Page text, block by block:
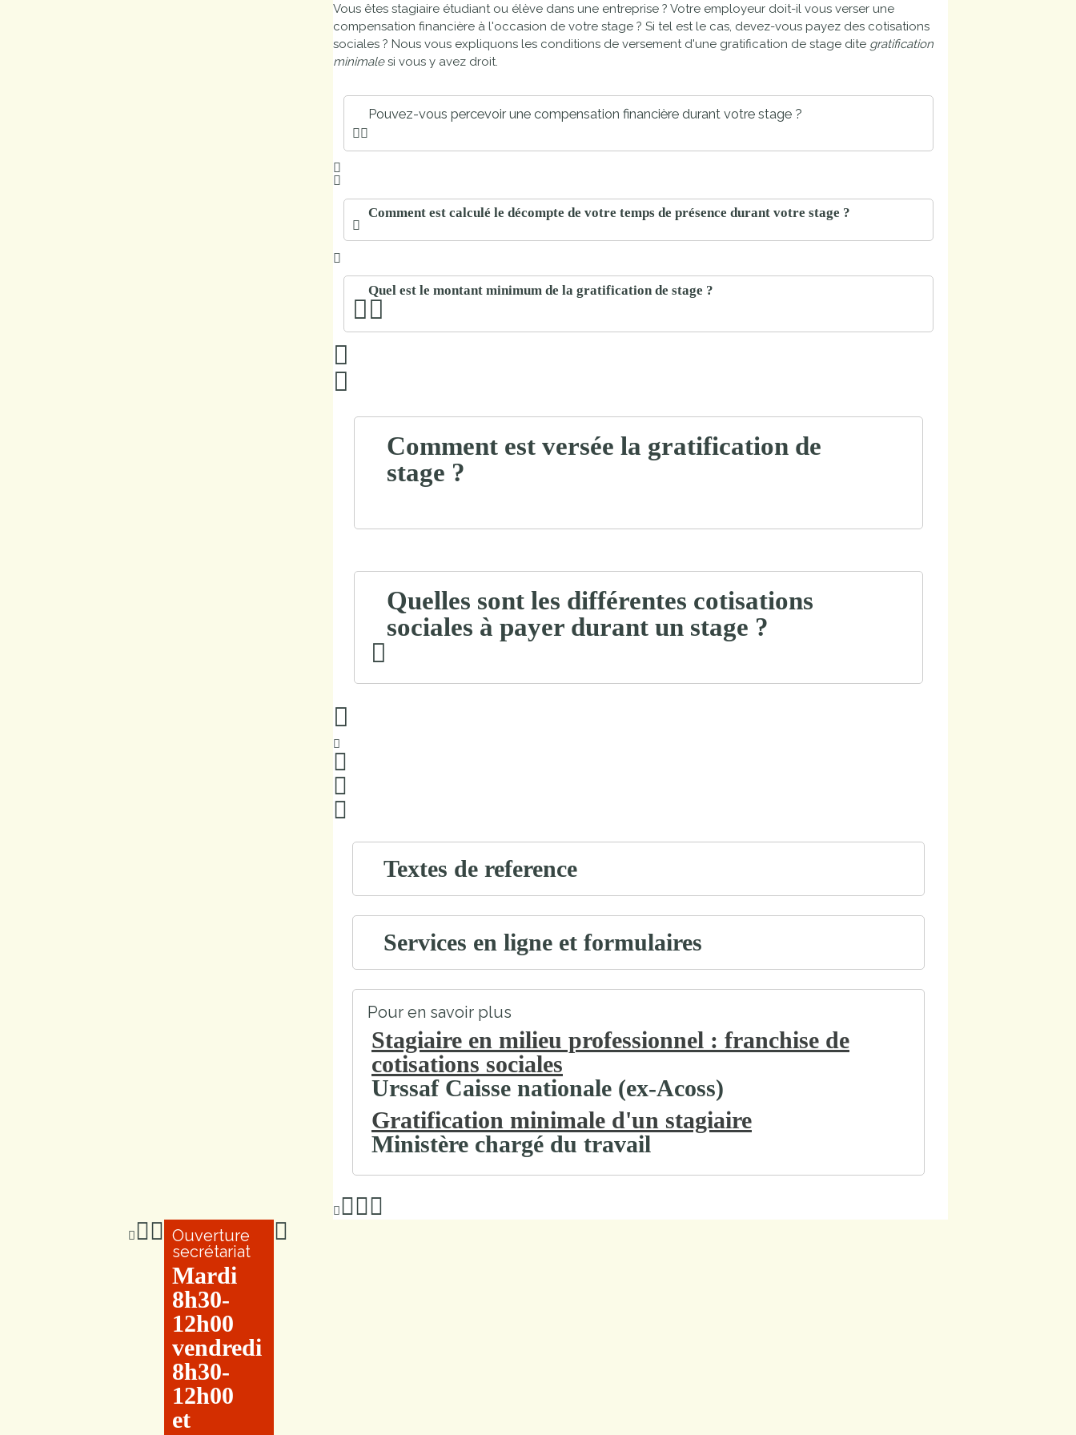
publics
scolaires
privés
proches de
Cour et
Visiter,
découvrir
Vous êtes stagiaire étudiant ou élève dans une entreprise ? Votre employeur doit-il vous verser une
compensation financière à l'occasion de votre stage ? Si tel est le cas, devez-vous payez des cotisations
sociales ? Nous vous expliquons les conditions de versement d'une gratification de stage dite gratification
minimalesi vous y avez droit.
Pouvez-vous percevoir une compensation financière durant votre stage ?
Comment est calculé le décompte de votre temps de présence durant votre stage ?
Quel est le montant minimum de la gratification de stage ?
Comment est versée la gratification de
stage ?
Quelles sont les différentes cotisations
sociales à payer durant un stage ?
Textes de reference
Services en ligne et formulaires
Pour en savoir plus
Stagiaire en milieu professionnel : franchise de
cotisations sociales
Urssaf Caisse nationale (ex-Acoss)
Gratification minimale d'un stagiaire
Ministère chargé du travail
Ouverture
secrétariat
Mardi
8h30-
12h00
vendredi
8h30-
12h00
et